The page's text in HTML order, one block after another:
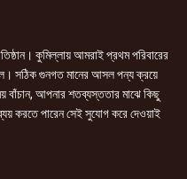
কুমিল্লায় আমরাই প্রথম পরিবারের
সঠিক গুনগত মানের আসল পন্য ক্রয়ে
বাঁচান, আপনার শতব্যস্ততার মাঝে কিছু
করতে পারেন সেই সুযোগ করে দেওয়াই